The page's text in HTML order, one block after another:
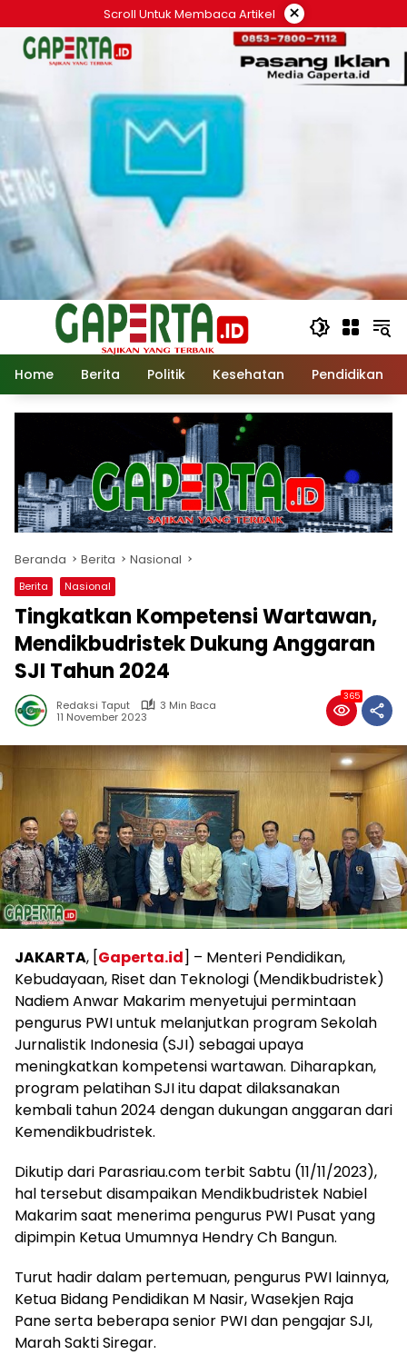
ke
konten
Scroll Untuk Membaca Artikel ×
Home Berita Politik Kesehatan Pendidikan
Beranda Berita Nasional
Berita Nasional
Tingkatkan Kompetensi Wartawan,
Mendikbudristek Dukung Anggaran
SJI Tahun 2024
Redaksi Taput
3 Min Baca
11 November 2023
365
JAKARTA, [Gaperta.id] – Menteri Pendidikan,
Kebudayaan, Riset dan Teknologi (Mendikbudristek)
Nadiem Anwar Makarim menyetujui permintaan
pengurus PWI untuk melanjutkan program Sekolah
Jurnalistik Indonesia (SJI) sebagai upaya
meningkatkan kompetensi wartawan. Diharapkan,
program pelatihan SJI itu dapat dilaksanakan
kembali tahun 2024 dengan dukungan anggaran dari
Kemendikbudristek.
Dikutip dari Parasriau.com terbit Sabtu (11/11/2023),
hal tersebut disampaikan Mendikbudristek Nabiel
Makarim saat menerima pengurus PWI Pusat yang
dipimpin Ketua Umumnya Hendry Ch Bangun.
Turut hadir dalam pertemuan, pengurus PWI lainnya,
Ketua Bidang Pendidikan M Nasir, Wasekjen Raja
Pane serta beberapa senior PWI dan pengajar SJI,
Marah Sakti Siregar.